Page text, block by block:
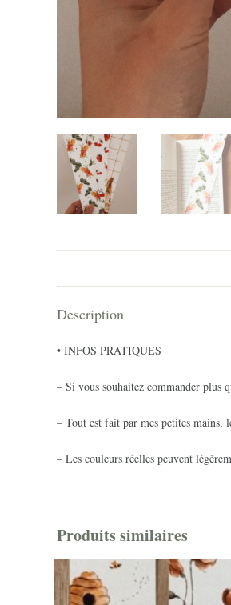
Description
• INFOS PRATIQUES
– Si vous souhaitez commander plus
– Tout est fait par mes petites mains,
– Les couleurs réelles peuvent
Produits similaires